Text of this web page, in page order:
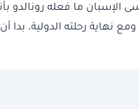
ما فعله رونالدو
نهاية رحلته الدولية، بدا